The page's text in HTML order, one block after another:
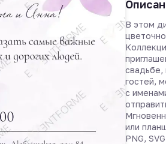
В этом
свадьбе,
гостей,
с
или
PNG,